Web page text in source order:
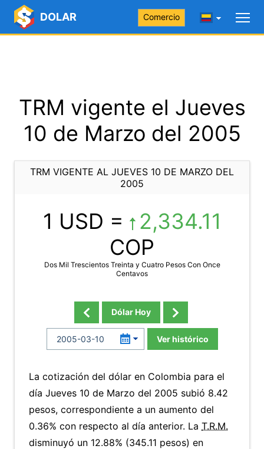
DOLAR Comercio
TRM vigente el Jueves
10 de Marzo del 2005
TRM VIGENTE AL JUEVES 10 DE MARZO DEL
2005
1 USD =
2,334.11
COP
Dos Mil Trescientos Treinta y Cuatro Pesos Con Once
Centavos
Dólar Hoy
Ver histórico
La cotización del dólar en Colombia para el
día Jueves 10 de Marzo del 2005 subió 8.42
pesos, correspondiente a un aumento del
0.36% con respecto al día anterior. La T.R.M.
disminuyó un 12.88% (345.11 pesos) en